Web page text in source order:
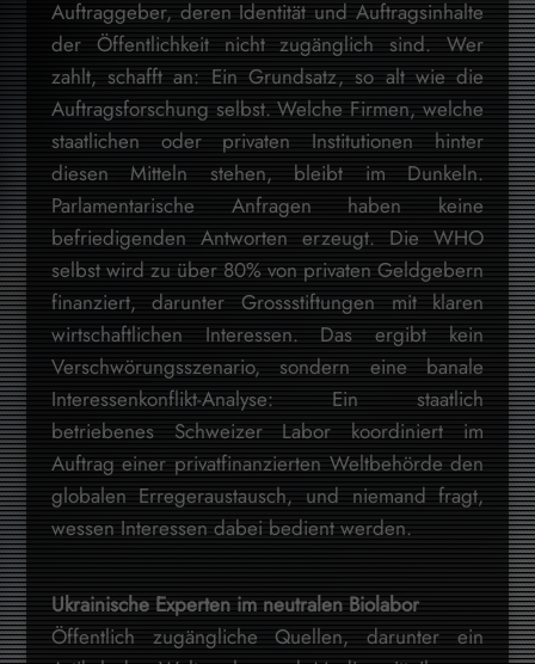
Auftraggeber, deren Identität und Auftragsinhalte
der Öffentlichkeit nicht zugänglich sind. Wer
zahlt, schafft an: Ein Grundsatz, so alt wie die
Auftragsforschung selbst. Welche Firmen, welche
staatlichen oder privaten Institutionen hinter
diesen Mitteln stehen, bleibt im Dunkeln.
Parlamentarische Anfragen haben keine
befriedigenden Antworten erzeugt. Die WHO
selbst wird zu über 80% von privaten Geldgebern
finanziert, darunter Grossstiftungen mit klaren
wirtschaftlichen Interessen. Das ergibt kein
Verschwörungsszenario, sondern eine banale
Interessenkonflikt-Analyse: Ein staatlich
betriebenes Schweizer Labor koordiniert im
Auftrag einer privatfinanzierten Weltbehörde den
globalen Erregeraustausch, und niemand fragt,
wessen Interessen dabei bedient werden.
Ukrainische Experten im neutralen Biolabor
Öffentlich zugängliche Quellen, darunter ein